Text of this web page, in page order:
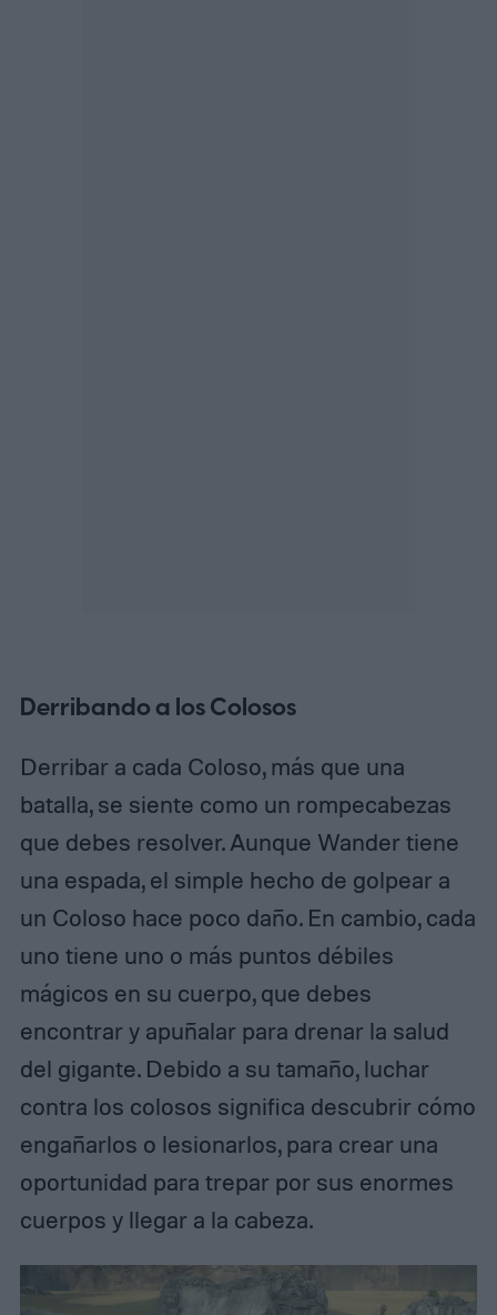
Derribando a los Colosos
Derribar a cada Coloso, más que una
batalla, se siente como un rompecabezas
que debes resolver. Aunque Wander tiene
una espada, el simple hecho de golpear a
un Coloso hace poco daño. En cambio, cada
uno tiene uno o más puntos débiles
mágicos en su cuerpo, que debes
encontrar y apuñalar para drenar la salud
del gigante. Debido a su tamaño, luchar
contra los colosos significa descubrir cómo
engañarlos o lesionarlos, para crear una
oportunidad para trepar por sus enormes
cuerpos y llegar a la cabeza.